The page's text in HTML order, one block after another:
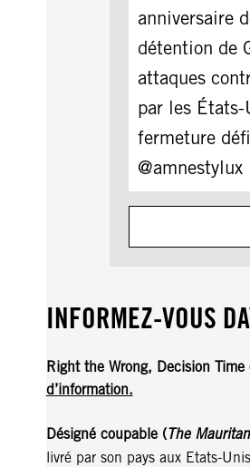
anniversaire
détention de
attaques
par les États-
fermeture
@amnestylux
INFORMEZ-VOUS
Right the Wrong, Decision Time
d’information.
Désigné coupable (The
livré par son pays aux Etats-